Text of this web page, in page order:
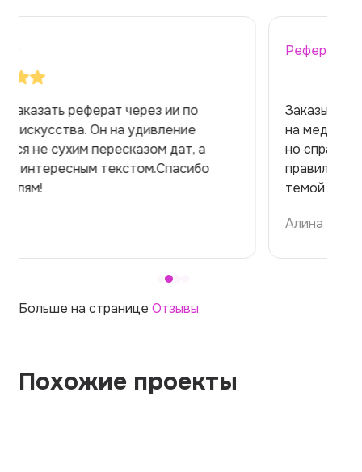
Заказывала реферат с помощью нейросети
на медицинскую тему. Ожидала худшего,
но справилась. Термины использовала
правильно. Для быстрого ознакомления с
темой — идеально.
Больше на странице Отзывы
Похожие проекты